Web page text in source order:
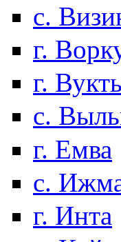
с.
г.
г.
с.
г. Емва
с.
г. Инта